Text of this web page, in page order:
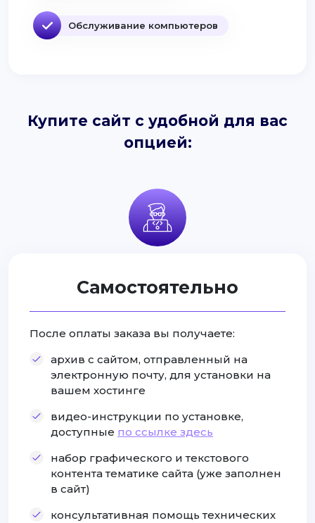
Обслуживание компьютеров
Купите сайт с удобной для вас
опцией:
Самостоятельно
После оплаты заказа вы получаете:
архив с сайтом, отправленный на
электронную почту, для установки на
вашем хостинге
видео-инструкции по установке,
доступные по ссылке здесь
набор графического и текстового
контента тематике сайта (уже заполнен
в сайт)
консультативная помощь технических